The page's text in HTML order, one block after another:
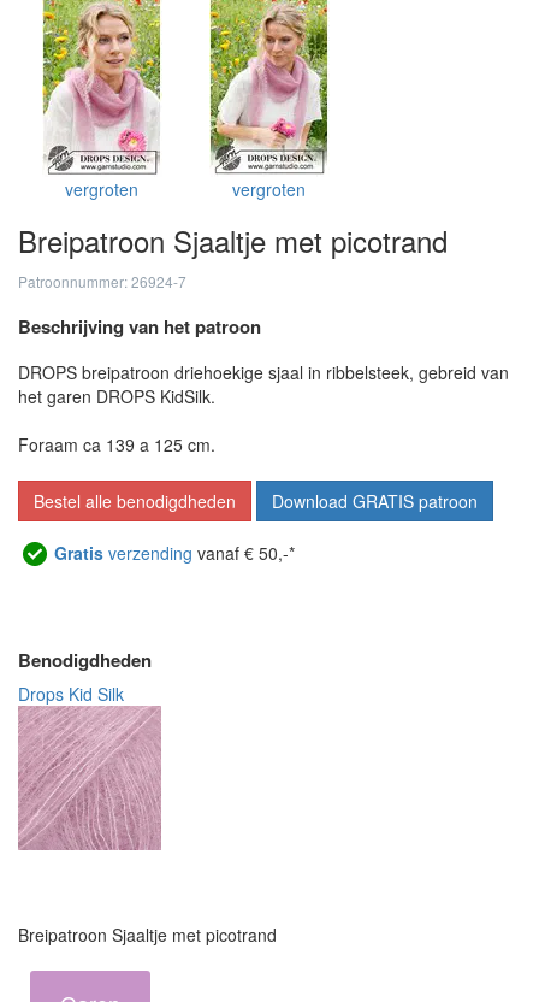
vergroten vergroten
Breipatroon Sjaaltje met picotrand
Patroonnummer: 26924-7
Beschrijving van het patroon
DROPS breipatroon driehoekige sjaal in ribbelsteek, gebreid van
het garen DROPS KidSilk.
Foraam ca 139 a 125 cm.
Bestel alle benodigdheden Download GRATIS patroon
Gratis verzending vanaf € 50,-*
Benodigdheden
Drops Kid Silk
Breipatroon Sjaaltje met picotrand